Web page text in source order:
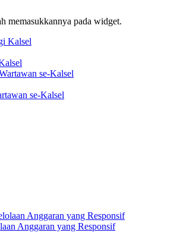
memasukkannya pada widget.
se-Kalsel
Anggaran yang Responsif